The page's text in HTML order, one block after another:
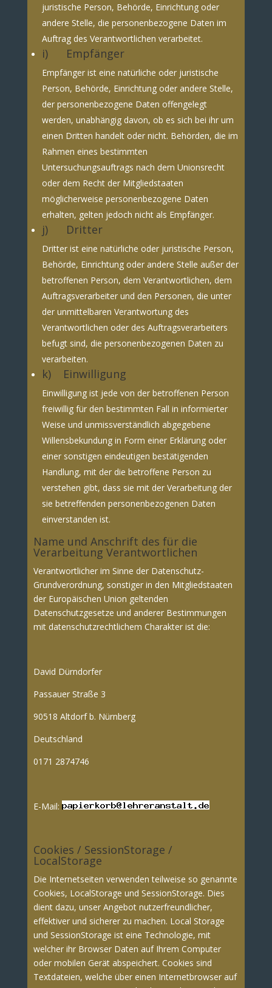
juristische Person, Behörde, Einrichtung oder
andere Stelle, die personenbezogene Daten im
Auftrag des Verantwortlichen verarbeitet.
i) Empfänger
Empfänger ist eine natürliche oder juristische
Person, Behörde, Einrichtung oder andere Stelle,
der personenbezogene Daten offengelegt
werden, unabhängig davon, ob es sich bei ihr um
einen Dritten handelt oder nicht. Behörden, die im
Rahmen eines bestimmten
Untersuchungsauftrags nach dem Unionsrecht
oder dem Recht der Mitgliedstaaten
möglicherweise personenbezogene Daten
erhalten, gelten jedoch nicht als Empfänger.
j) Dritter
Dritter ist eine natürliche oder juristische Person,
Behörde, Einrichtung oder andere Stelle außer der
betroffenen Person, dem Verantwortlichen, dem
Auftragsverarbeiter und den Personen, die unter
der unmittelbaren Verantwortung des
Verantwortlichen oder des Auftragsverarbeiters
befugt sind, die personenbezogenen Daten zu
verarbeiten.
k) Einwilligung
Einwilligung ist jede von der betroffenen Person
freiwillig für den bestimmten Fall in informierter
Weise und unmissverständlich abgegebene
Willensbekundung in Form einer Erklärung oder
einer sonstigen eindeutigen bestätigenden
Handlung, mit der die betroffene Person zu
verstehen gibt, dass sie mit der Verarbeitung der
sie betreffenden personenbezogenen Daten
einverstanden ist.
Name und Anschrift des für die
Verarbeitung Verantwortlichen
Verantwortlicher im Sinne der Datenschutz-
Grundverordnung, sonstiger in den Mitgliedstaaten
der Europäischen Union geltenden
Datenschutzgesetze und anderer Bestimmungen
mit datenschutzrechtlichem Charakter ist die:
David Dürndorfer
Passauer Straße 3
90518 Altdorf b. Nürnberg
Deutschland
0171 2874746
E-Mail:
Cookies / SessionStorage /
LocalStorage
Die Internetseiten verwenden teilweise so genannte
Cookies, LocalStorage und SessionStorage. Dies
dient dazu, unser Angebot nutzerfreundlicher,
effektiver und sicherer zu machen. Local Storage
und SessionStorage ist eine Technologie, mit
welcher ihr Browser Daten auf Ihrem Computer
oder mobilen Gerät abspeichert. Cookies sind
Textdateien, welche über einen Internetbrowser auf